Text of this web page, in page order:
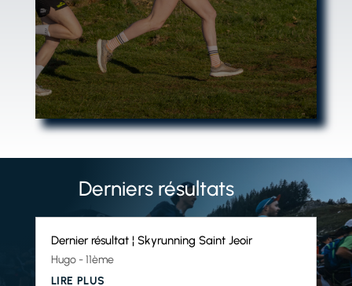
CLICS
Derniers résultats
Dernier résultat ¦ Skyrunning Saint Jeoir
Hugo - 11ème
LIRE PLUS